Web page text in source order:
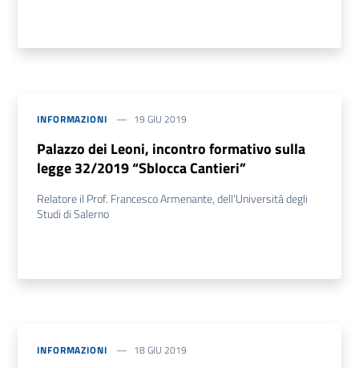
INFORMAZIONI 19 GIU 2019
Palazzo dei Leoni, incontro formativo sulla
legge 32/2019 “Sblocca Cantieri”
Relatore il Prof. Francesco Armenante, dell'Università degli
Studi di Salerno
INFORMAZIONI 18 GIU 2019